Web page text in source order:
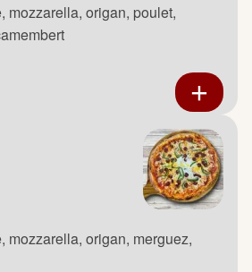
mozzarella, origan, poulet,
mozzarella, origan, merguez,